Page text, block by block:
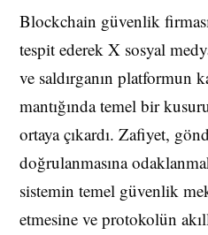
Blockchain güvenlik
tespit ederek X sosyal
ve saldırganın platformun
mantığında temel bir
ortaya çıkardı. Zafiyet,
doğrulanmasına
sistemin temel güvenlik
etmesine ve protokolün